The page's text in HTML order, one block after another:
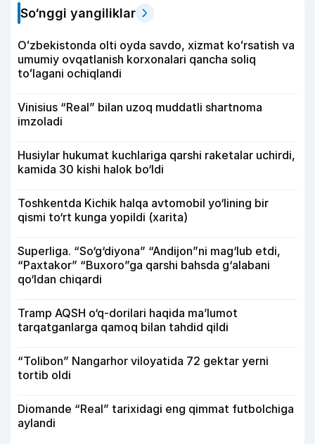
So‘nggi yangiliklar
Oʻzbekistonda olti oyda savdo, xizmat koʻrsatish va
umumiy ovqatlanish korxonalari qancha soliq
toʻlagani ochiqlandi
Vinisius “Real” bilan uzoq muddatli shartnoma
imzoladi
Husiylar hukumat kuchlariga qarshi raketalar uchirdi,
kamida 30 kishi halok bo‘ldi
Toshkentda Kichik halqa avtomobil yo‘lining bir
qismi to‘rt kunga yopildi (xarita)
Superliga. “So‘g‘diyona” “Andijon”ni mag‘lub etdi,
“Paxtakor” “Buxoro”ga qarshi bahsda g‘alabani
qo‘ldan chiqardi
Tramp AQSH o‘q-dorilari haqida ma’lumot
tarqatganlarga qamoq bilan tahdid qildi
“Tolibon” Nangarhor viloyatida 72 gektar yerni
tortib oldi
Diomande “Real” tarixidagi eng qimmat futbolchiga
aylandi